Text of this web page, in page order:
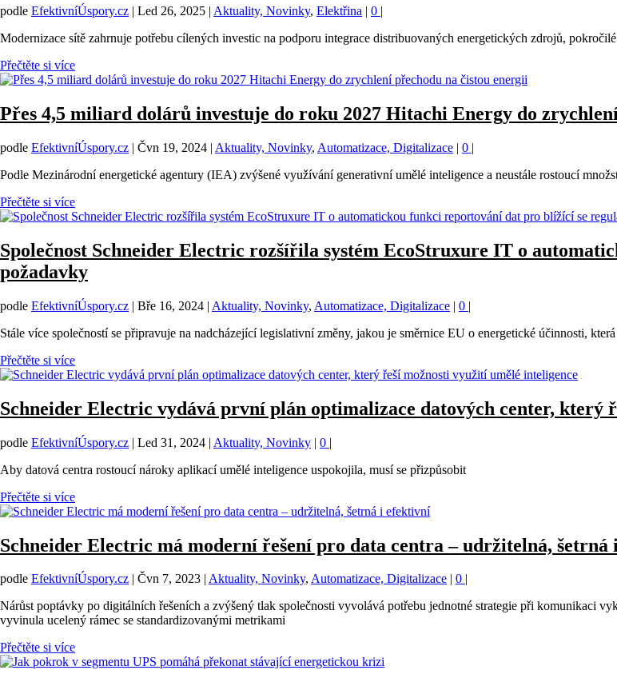
podle EfektivníÚspory.cz | Led 26, 2025 | Aktuality, Novinky, Elektřina | 0 |
Modernizace sítě zahrnuje potřebu cílených investic na podporu integrace distribuovaných energetických zdrojů,
Přečtěte si více
Přes 4,5 miliard dolárů investuje do roku 2027 Hitachi Energy do
podle EfektivníÚspory.cz | Čvn 19, 2024 | Aktuality, Novinky, Automatizace, Digitalizace | 0 |
Podle Mezinárodní energetické agentury (IEA) zvýšené využívání generativní umělé inteligence a neustále rostoucí
Přečtěte si více
Společnost Schneider Electric rozšířila systém EcoStruxure IT o
požadavky
podle EfektivníÚspory.cz | Bře 16, 2024 | Aktuality, Novinky, Automatizace, Digitalizace | 0 |
Stále více společností se připravuje na nadcházející legislativní změny, jakou je směrnice EU o energetické účinnosti,
Přečtěte si více
Schneider Electric vydává první plán optimalizace datových center, který
podle EfektivníÚspory.cz | Led 31, 2024 | Aktuality, Novinky | 0 |
Aby datová centra rostoucí nároky aplikací umělé inteligence uspokojila, musí se přizpůsobit
Přečtěte si více
Schneider Electric má moderní řešení pro data centra – udržitelná, šetrná
podle EfektivníÚspory.cz Čvn 7, 2023 Aktuality, Novinky, Automatizace, Digitalizace 0
Nárůst poptávky po digitálních řešeních a zvýšený tlak společnosti vyvolává potřebu jednotné strategie při komunikaci
vyvinula ucelený rámec se standardizovanými metrikami
Přečtěte si více